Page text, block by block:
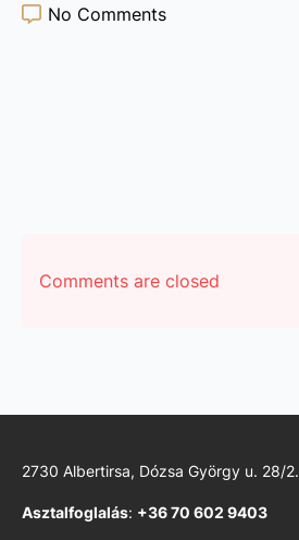
No Comments
Comments are closed
2730 Albertirsa, Dózsa György u. 28/2.
Asztalfoglalás: +36 70 602 9403